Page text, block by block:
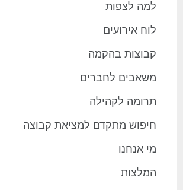
למה לצפות
לוח אירועים
קבוצות בהקמה
משאבים לחברים
תרומה לקהילה
חיפוש מתקדם למציאת קבוצה
מי אנחנו
המלצות